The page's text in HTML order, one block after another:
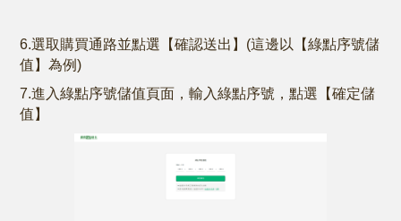
6.選取購買通路並點選【確認送出】(這邊以【綠點序號儲
值】為例)
7.進入綠點序號儲值頁面，輸入綠點序號，點選【確定儲
值】